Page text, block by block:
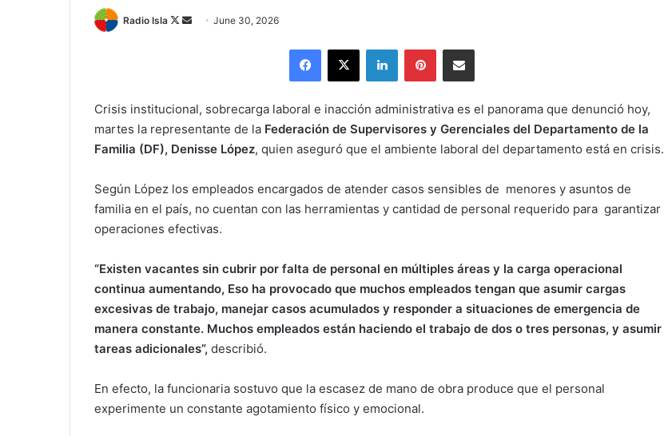
Radio Isla
Follow
SendJune 30, 2026
Facebook
X LinkedInPinterestShare via Email
Crisis institucional, sobrecarga laboral e inacción administrativa es el panorama que denunció hoy,
martes la representante de la Federación de Supervisores y Gerenciales del Departamento de la
Familia (DF), Denisse López, quien aseguró que el ambiente laboral del departamento está en crisis.
Según López los empleados encargados de atender casos sensibles de menores y asuntos de
familia en el país, no cuentan con las herramientas y cantidad de personal requerido para garantizar
operaciones efectivas.
“Existen vacantes sin cubrir por falta de personal en múltiples áreas y la carga operacional
continua aumentando, Eso ha provocado que muchos empleados tengan que asumir cargas
excesivas de trabajo, manejar casos acumulados y responder a situaciones de emergencia de
manera constante. Muchos empleados están haciendo el trabajo de dos o tres personas, y asumir
tareas adicionales”, describió.
En efecto, la funcionaria sostuvo que la escasez de mano de obra produce que el personal
experimente un constante agotamiento físico y emocional.